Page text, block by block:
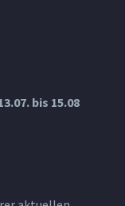
bis 15.08